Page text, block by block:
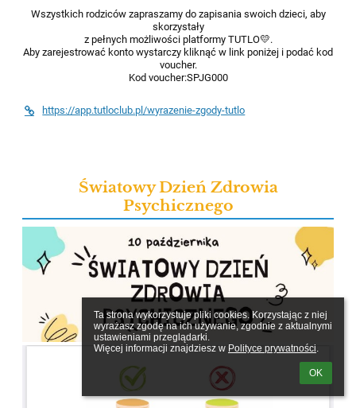
Ta strona wykorzystuje pliki cookies. Korzystając z niej
wyrażasz zgodę na ich używanie, zgodnie z aktualnymi
ustawieniami przeglądarki.
Więcej informacji znajdziesz w Polityce prywatności.
OK
Wszystkich rodziców zapraszamy do zapisania swoich dzieci, aby
skorzystały
z pełnych możliwości platformy TUTLO💛.
Aby zarejestrować konto wystarczy kliknąć w link poniżej i podać kod
voucher.
Kod voucher:SPJG000
https://app.tutloclub.pl/wyrazenie-zgody-tutlo
Światowy Dzień Zdrowia
Psychicznego